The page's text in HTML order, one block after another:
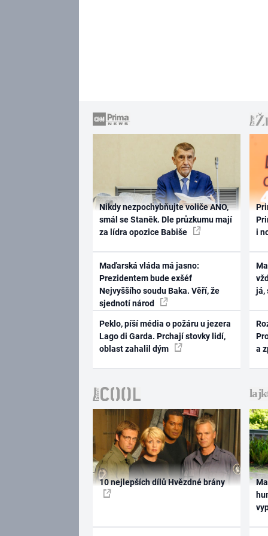
Nikdy nezpochybňujte voliče ANO,
smál se Staněk. Dle průzkumu mají
za lídra opozice Babiše
Maďarská vláda má jasno:
Prezidentem bude exšéf
Nejvyššího soudu Baka. Věří, že
sjednotí národ
Peklo, píší média o požáru u jezera
Lago di Garda. Prchají stovky lidí,
oblast zahalil dým
i
já,
a
10 nejlepších dílů Hvězdné brány